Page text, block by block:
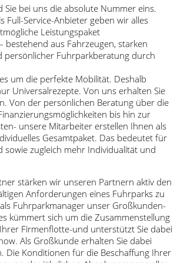
Sie bei uns die absolute Nummer eins.
Full-Service-Anbieter geben wir alles
Leistungspaket
bestehend aus Fahrzeugen, starken
persönlicher Fuhrparkberatung durch
um die perfekte Mobilität. Deshalb
Universalrezepte. Von uns erhalten Sie
Von der persönlichen Beratung über die
bis hin zur
unsere Mitarbeiter erstellen Ihnen als
Gesamtpaket. Das bedeutet für
sowie zugleich mehr Individualität und
stärken wir unseren Partnern aktiv den
Anforderungen eines Fuhrparks zu
Fuhrparkmanager unser Großkunden-
kümmert sich um die Zusammenstellung
Firmenflotte-und unterstützt Sie dabei
Als Großkunde erhalten Sie dabei
Die Konditionen für die Beschaffung Ihrer